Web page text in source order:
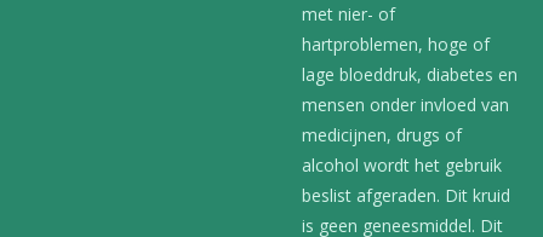
met nier- of
hartproblemen, hoge of
lage bloeddruk, diabetes en
mensen onder invloed van
medicijnen, drugs of
alcohol wordt het gebruik
beslist afgeraden. Dit kruid
is geen geneesmiddel. Dit